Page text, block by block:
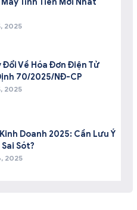
2025
Đổi Về Hóa Đơn Điện Tử
70/2025/NĐ-CP
2025
Doanh 2025: Cần Lưu Ý
Sót?
2025